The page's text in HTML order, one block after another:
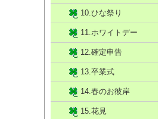
10.ひな祭り
11.ホワイトデー
12.確定申告
13.卒業式
14.春のお彼岸
15.花見